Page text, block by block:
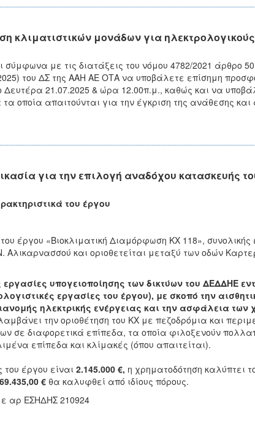
κλιματιστικών μονάδων για
σύμφωνα με τις διατάξεις του νόμου 4782/2021 άρθρο
του ΔΣ της ΑΑΗ ΑΕ ΟΤΑ να υποβάλετε επίσημη
Δευτέρα 21.07.2025 & ώρα 12.00π.μ., καθώς και να
τα οποία απαιτούνται για την έγκριση της ανάθεσης
για την επιλογή αναδόχου κατασκευής
του έργου
έργου «Βιοκλιματική Διαμόρφωση ΚΧ 118», συνολικής
Αλικαρνασσού και οριοθετείται μεταξύ των οδών
εργασίες υπογειοποίησης των δικτύων του ΔΕΔΔΗΕ
εργασίες του έργου), με σκοπό την
ηλεκτρικής ενέργειας και την ασφάλεια των
την οριοθέτηση του ΚΧ με πεζοδρόμια και
σε διαφορετικά επίπεδα, τα οποία φιλοξενούν
επίπεδα και κλίμακές (όπου απαιτείται).
έργου είναι 2.145.000 €, η χρηματοδότηση καλύπτει
€θα καλυφθεί από ιδίους πόρους.
αρ ΕΣΗΔΗΣ 210924